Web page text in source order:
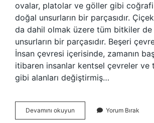
ovalar, platolar ve göller gibi
doğal unsurların bir parçasıdır.
da dahil olmak üzere tüm bitkiler de
unsurların bir parçasıdır. Beşeri
İnsan çevresi içerisinde, zamanın
itibaren insanlar kentsel çevreler ve
gibi alanları değiştirmiş…
Devamını okuyun
Unsurlara
Yorum Bırak